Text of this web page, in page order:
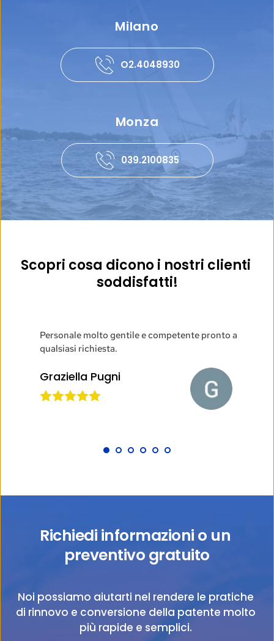
Milano
O2.4048930
Monza
039.2100835
Scopri cosa dicono i nostri clienti
soddisfatti!
pronto a
Ottimo servizio rapido efficiente.
comodo e cortese.
Leonardo
Patratti
Richiedi informazioni o un
preventivo gratuito
Noi possiamo aiutarti nel rendere le pratiche
di rinnovo e conversione della patente molto
più rapide e semplici.